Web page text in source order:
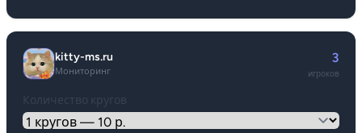
kitty-ms.ru
Мониторинг
3
игроков
Количество кругов